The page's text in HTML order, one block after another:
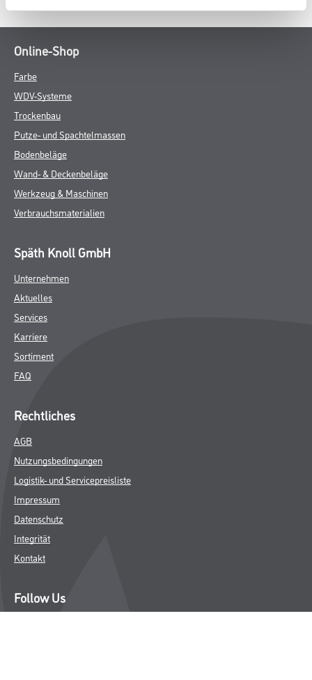
Online-Shop
Farbe
WDV-Systeme
Trockenbau
Putze- und Spachtelmassen
Bodenbeläge
Wand- & Deckenbeläge
Werkzeug & Maschinen
Verbrauchsmaterialien
Späth Knoll GmbH
Unternehmen
Aktuelles
Services
Karriere
Sortiment
FAQ
Rechtliches
AGB
Nutzungsbedingungen
Logistik- und Servicepreisliste
Impressum
Datenschutz
Integrität
Kontakt
Follow Us